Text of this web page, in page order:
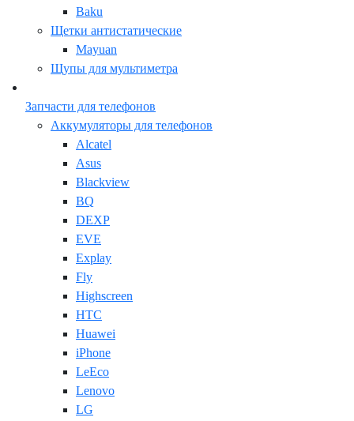
Baku
Щетки антистатические
Mayuan
Щупы для мультиметра
Запчасти для телефонов
Аккумуляторы для телефонов
Alcatel
Asus
Blackview
BQ
DEXP
EVE
Explay
Fly
Highscreen
HTC
Huawei
iPhone
LeEco
Lenovo
LG